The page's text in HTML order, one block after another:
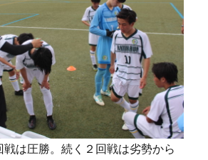
は圧勝。続く２回戦は劣勢から